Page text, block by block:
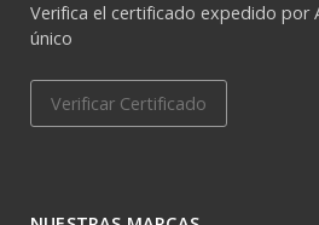
Verifica el certificado expedido por
único
Verificar Certificado